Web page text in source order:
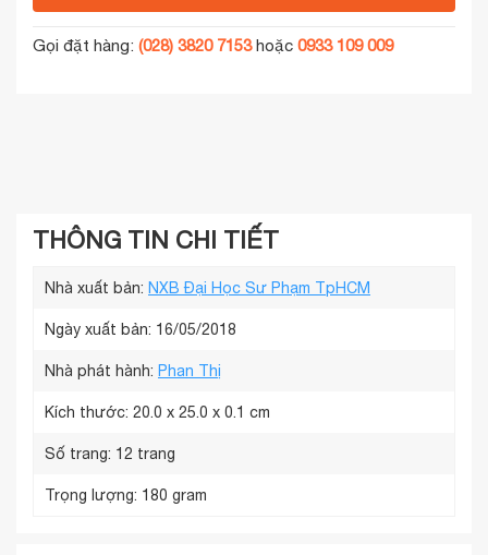
Gọi đặt hàng: (028) 3820 7153hoặc 0933 109 009
THÔNG TIN CHI TIẾT
Nhà xuất bản: NXB Đại Học Sư Phạm TpHCM
Ngày xuất bản: 16/05/2018
Nhà phát hành: Phan Thị
Kích thước: 20.0 x 25.0 x 0.1 cm
Số trang: 12 trang
Trọng lượng: 180 gram